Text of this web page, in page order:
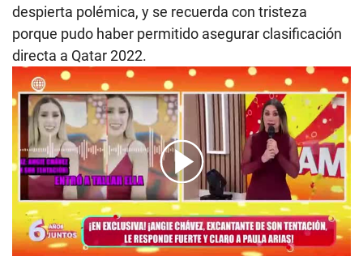
despierta polémica, y se recuerda con tristeza
porque pudo haber permitido asegurar clasificación
directa a Qatar 2022.
00:00/05:42